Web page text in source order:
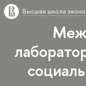
Высшая школа